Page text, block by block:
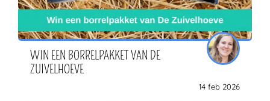
WIN EEN BORRELPAKKET VAN DE
ZUIVELHOEVE
14 feb 2026